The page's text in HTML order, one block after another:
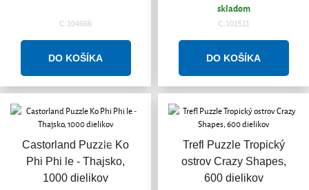
C.104666
skladom
C.101511
Castorland Puzzle Ko
Phi Phi le - Thajsko,
1000 dielikov
Akcia
Trefl Puzzle Tropický
ostrov Crazy Shapes,
600 dielikov